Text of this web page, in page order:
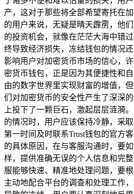
产，这对于那些将全部希望寄托在
的用户来说，无疑是晴天霹雳，他
的投资机会，就像在茫茫大海中错
终导致经济损失，冻结钱包的情况
影响用户对加密货币市场的信心，
密货币钱包，正是因为其便捷性和
由的数字世界里实现财富的增值，
们对加密货币的安全性产生了深深
上投下了一颗巨石，激起层层涟漪
的情况时，用户应该保持冷静，采
第一时间及时联系Trust钱包的官方
的具体原因，在与客服沟通时，要
样，提供准确无误的个人信息和完
服能够快速、精准地处理问题，要
主动地配合平台的调查和处理工作